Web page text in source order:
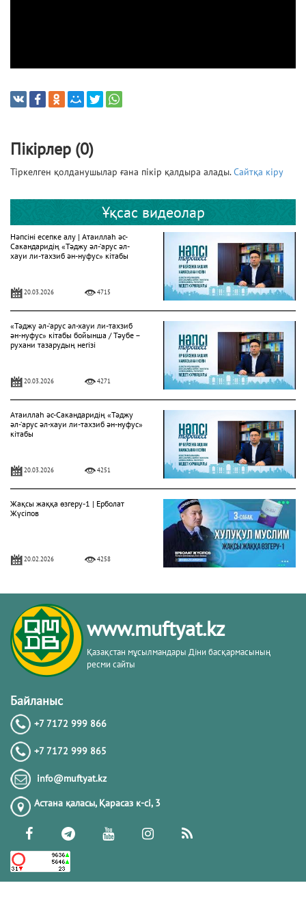
Пікірлер (0)
Тіркелген қолданушылар ғана пікір қалдыра алады.Сайтқа кіру
Ұқсас видеолар
Нәпсіні есепке алу | Атаиллаһ әс-
Сакандаридің «Тәджу әл-‘арус әл-
хауи ли-тахзиб ән-нуфус» кітабы
20.03.2026 4715
«Тәджу әл-‘арус әл-хауи ли-тахзиб
ән-нуфус» кітабы бойынша / Тәубе –
рухани тазарудың негізі
20.03.2026 4271
Атаиллаһ әс-Сакандаридің «Тәджу
әл-‘арус әл-хауи ли-тахзиб ән-нуфус»
кітабы
20.03.2026 4251
Жақсы жаққа өзгеру-1 | Ерболат
Жүсіпов
20.02.2026 4258
Жүрек сырлары 2-дәріс. Тәубе
тақырыбы. Әр-рисала әл-Қушайрия
кітабы негізінде
20.02.2026
20.02.2026
РАМАЗАН – РАХЫМ, КЕШІРІМ ЖӘНЕ
ТОЗАҚТАН ҚҰТЫЛУ АЙЫ
19.02.2026 7461
РАМАЗАН ҚАРСАҢЫНДАҒЫ
www.muftyat.kz
Қазақстан мұсылмандары Діни басқармасының
ресми сайты
Байланыс
+7 7172 999 866
+7 7172 999 865
info@muftyat.kz
Астана қаласы, Қарасаз к-сi, 3